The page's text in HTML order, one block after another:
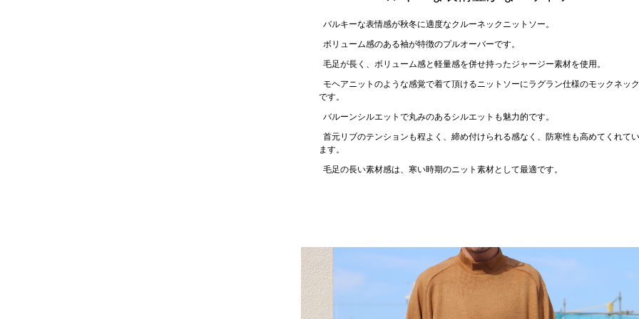
バルキーな表情感が秋冬に適度なクルーネックニットソー。
ボリューム感のある袖が特徴のプルオーバーです。
毛足が長く、ボリューム感と軽量感を併せ持ったジャージー素材を使用。
モヘアニットのような感覚で着て頂けるニットソーにラグラン仕様のモックネック
です。
バルーンシルエットで丸みのあるシルエットも魅力的です。
首元リブのテンションも程よく、締め付けられる感なく、防寒性も高めてくれてい
ます。
毛足の長い素材感は、寒い時期のニット素材として最適です。